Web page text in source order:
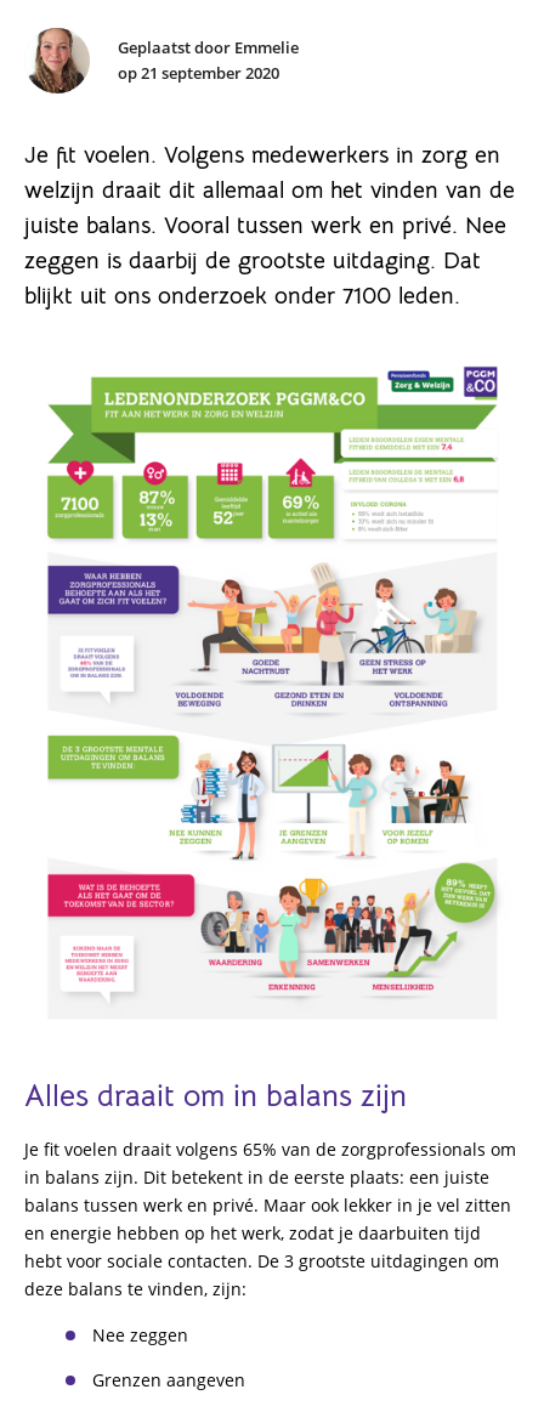
Geplaatst door Emmelie
op 21 september 2020
Je fit voelen. Volgens medewerkers in zorg en
welzijn draait dit allemaal om het vinden van de
juiste balans. Vooral tussen werk en privé. Nee
zeggen is daarbij de grootste uitdaging. Dat
blijkt uit ons onderzoek onder 7100 leden.
Alles draait om in balans zijn
Je fit voelen draait volgens 65% van de zorgprofessionals om
in balans zijn. Dit betekent in de eerste plaats: een juiste
balans tussen werk en privé. Maar ook lekker in je vel zitten
en energie hebben op het werk, zodat je daarbuiten tijd
hebt voor sociale contacten. De 3 grootste uitdagingen om
deze balans te vinden, zijn:
Nee zeggen
Grenzen aangeven